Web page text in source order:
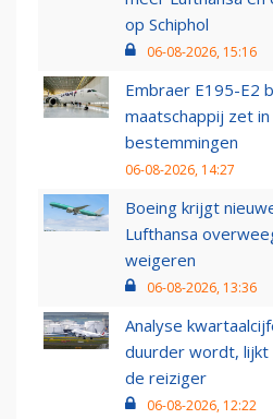
op Schiphol
06-08-2026, 15:16
Embraer E195-E2
maatschappij zet
bestemmingen
06-08-2026, 14:27
Boeing krijgt
Lufthansa
weigeren
06-08-2026, 13:36
Analyse
duurder wordt,
de reiziger
06-08-2026, 12:22